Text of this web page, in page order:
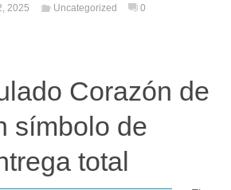
2025 Uncategorized 0
Corazón de
símbolo de
total